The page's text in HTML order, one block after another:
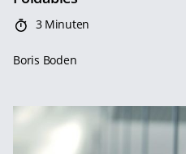
3 Minuten
Boris Boden